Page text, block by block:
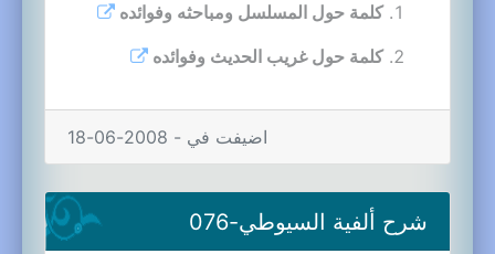
كلمة حول المسلسل ومباحثه وفوائده
كلمة حول غريب الحديث وفوائده
اضيفت في - 2008-06-18
شرح ألفية السيوطي-076